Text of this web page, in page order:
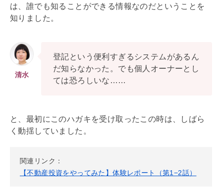
は、誰でも知ることができる情報なのだということを
知りました。
清水
登記という便利すぎるシステムがあるん
だ知らなかった。でも個人オーナーとし
ては恐ろしいな……
と、最初にこのハガキを受け取ったこの時は、しばら
く動揺していました。
関連リンク：
【不動産投資をやってみた】体験レポート（第1−2話）